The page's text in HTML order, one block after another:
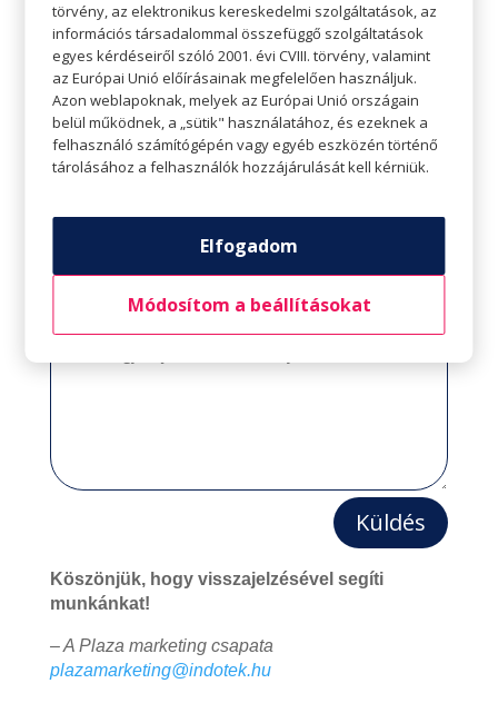
Érezhető volt-e a növekedés az üzlete
látogatószámán és forgalmán egy átlagos
időszakhoz képest?
Igen, egyértelműen
Átlagos volt
Nem jellemző
Nem
Nem tudom eldönteni
Küldés
Köszönjük, hogy visszajelzésével segíti
munkánkat!
– A Plaza marketing csapata
plazamarketing@indotek.hu
törvény, az elektronikus kereskedelmi szolgáltatások, az
információs társadalommal összefüggő szolgáltatások
egyes kérdéseiről szóló 2001. évi CVIII. törvény, valamint
az Európai Unió előírásainak megfelelően használjuk.
Azon weblapoknak, melyek az Európai Unió országain
belül működnek, a „sütik" használatához, és ezeknek a
felhasználó számítógépén vagy egyéb eszközén történő
tárolásához a felhasználók hozzájárulását kell kérniük.
Elfogadom
Módosítom a beállításokat